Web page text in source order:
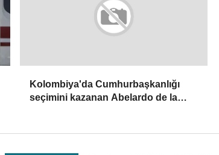
Kolombiya'da Cumhurbaşkanlığı
seçimini kazanan Abelardo de la